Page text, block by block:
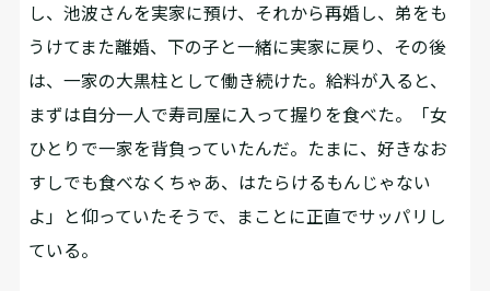
し、池波さんを実家に預け、それから再婚し、弟をも
うけてまた離婚、下の子と一緒に実家に戻り、その後
は、一家の大黒柱として働き続けた。給料が入ると、
まずは自分一人で寿司屋に入って握りを食べた。「女
ひとりで一家を背負っていたんだ。たまに、好きなお
すしでも食べなくちゃあ、はたらけるもんじゃない
よ」と仰っていたそうで、まことに正直でサッパリし
ている。